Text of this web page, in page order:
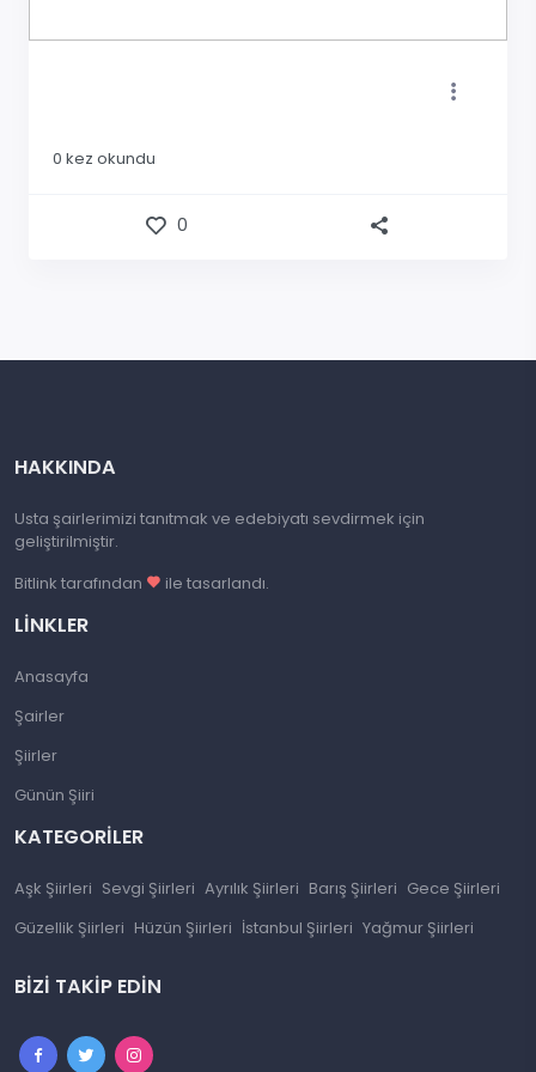
0 kez okundu
0
HAKKINDA
Usta şairlerimizi tanıtmak ve edebiyatı sevdirmek için
geliştirilmiştir.
Bitlink tarafından
ile tasarlandı.
LINKLER
Anasayfa
Şairler
Şiirler
Günün Şiiri
KATEGORILER
Aşk Şiirleri Sevgi Şiirleri Ayrılık Şiirleri Barış Şiirleri Gece Şiirleri
Güzellik Şiirleri Hüzün Şiirleri İstanbul Şiirleri Yağmur Şiirleri
BIZI TAKIP EDIN